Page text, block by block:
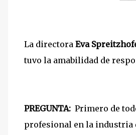
La directora Eva
tuvo la amabilidad de
PREGUNTA: Primero de
profesional en la industria